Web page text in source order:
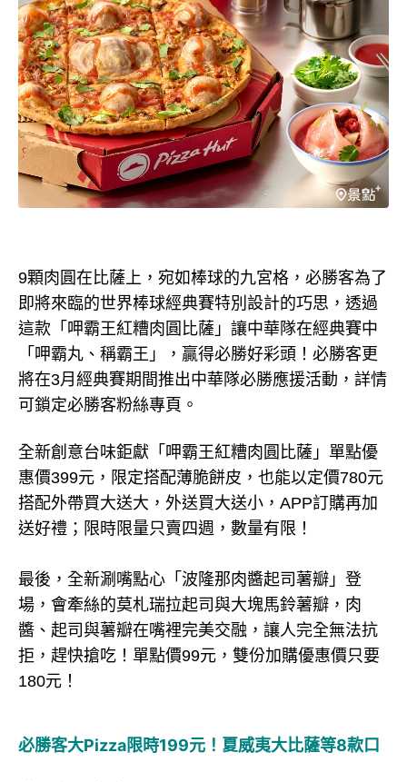
9顆肉圓在比薩上，宛如棒球的九宮格，必勝客為了
即將來臨的世界棒球經典賽特別設計的巧思，透過
這款「呷霸王紅糟肉圓比薩」讓中華隊在經典賽中
「呷霸丸、稱霸王」，贏得必勝好彩頭！必勝客更
將在3月經典賽期間推出中華隊必勝應援活動，詳情
可鎖定必勝客粉絲專頁。
全新創意台味鉅獻「呷霸王紅糟肉圓比薩」單點優
惠價399元，限定搭配薄脆餅皮，也能以定價780元
搭配外帶買大送大，外送買大送小，APP訂購再加
送好禮；限時限量只賣四週，數量有限！
最後，全新涮嘴點心「波隆那肉醬起司薯瓣」登
場，會牽絲的莫札瑞拉起司與大塊馬鈴薯瓣，肉
醬、起司與薯瓣在嘴裡完美交融，讓人完全無法抗
拒，趕快搶吃！單點價99元，雙份加購優惠價只要
180元！
必勝客大Pizza限時199元！夏威夷大比薩等8款口